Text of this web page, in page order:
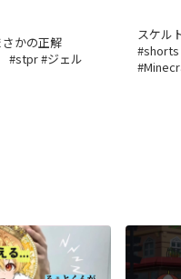
さかの正解
#stpr #ジェル
スケル
#shorts